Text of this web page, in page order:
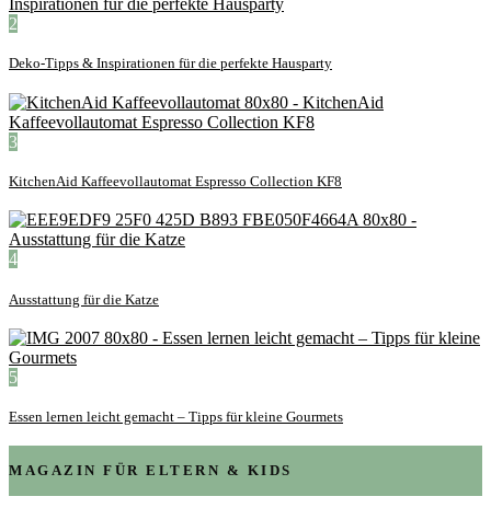
2
Deko-Tipps & Inspirationen für die perfekte Hausparty
3
KitchenAid Kaffeevollautomat Espresso Collection KF8
4
Ausstattung für die Katze
5
Essen lernen leicht gemacht – Tipps für kleine Gourmets
MAGAZIN FÜR ELTERN & KIDS